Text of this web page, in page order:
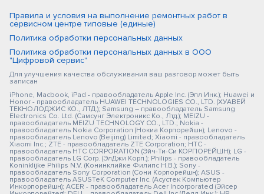
Правила и условия на выполнение ремонтных работ в
сервисном центре типовые (единые)
Политика обработки персональных данных
Политика обработки персональных данных в ООО
"Цифровой сервис"
Для улучшения качества обслуживания ваш разговор может быть
записан
iPhone, Macbook, iPad - правообладатель Apple Inc. (Эпл Инк.); Huawei и
Honor - правообладатель HUAWEI TECHNOLOGIES CO., LTD. (ХУАВЕЙ
ТЕКНОЛОДЖИС КО., ЛТД.); Samsung – правообладатель Samsung
Electronics Co. Ltd. (Самсунг Электроникс Ко., Лтд.); MEIZU -
правообладатель MEIZU TECHNOLOGY CO., LTD.; Nokia -
правообладатель Nokia Corporation (Нокиа Корпорейшн); Lenovo -
правообладатель Lenovo (Beijing) Limited; Xiaomi - правообладатель
Xiaomi Inc.; ZTE - правообладатель ZTE Corporation; HTC -
правообладатель HTC CORPORATION (Эйч-Ти-Си КОРПОРЕЙШН); LG -
правообладатель LG Corp. (ЭлДжи Корп.); Philips - правообладатель
Koninklijke Philips N.V. (Конинклийке Филипс Н.В.); Sony -
правообладатель Sony Corporation (Сони Корпорейшн); ASUS -
правообладатель ASUSTeK Computer Inc. (Асустек Компьютер
Инкорпорейшн); ACER - правообладатель Acer Incorporated (Эйсер